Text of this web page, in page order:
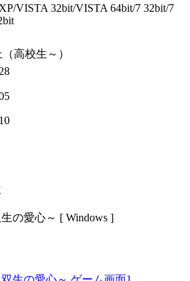
VISTA 32bit/VISTA 64bit/7 32bit/7
高校生～）
の愛心～ [ Windows ]